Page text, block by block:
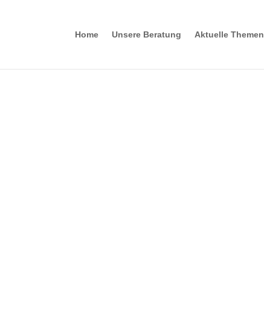
Home Unsere Beratung Aktuelle Themen